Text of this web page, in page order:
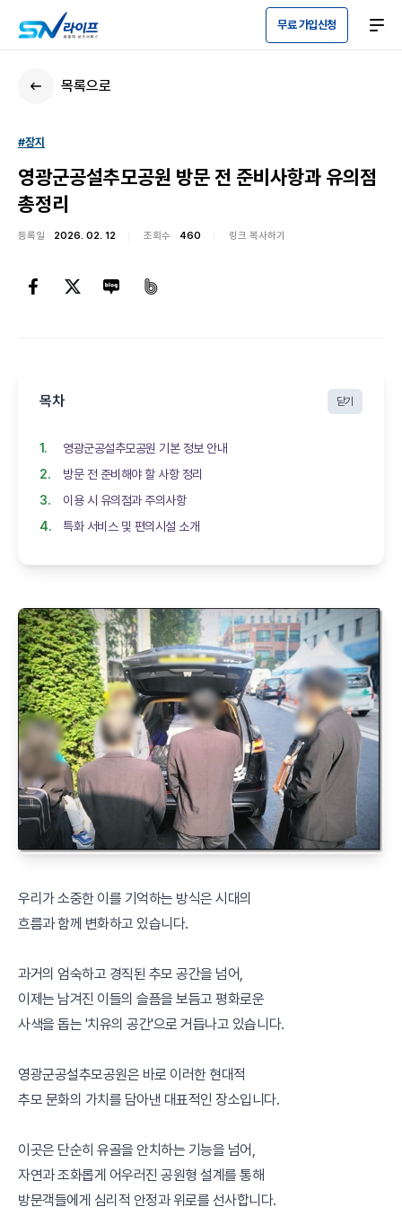
무료 가입신청
목록으로
#장지
영광군공설추모공원 방문 전 준비사항과 유의점
총정리
등록일 2026. 02. 12 조회수 460 링크 복사하기
목차 닫기
영광군공설추모공원 기본 정보 안내
방문 전 준비해야 할 사항 정리
이용 시 유의점과 주의사항
특화 서비스 및 편의시설 소개
우리가 소중한 이를 기억하는 방식은 시대의
흐름과 함께 변화하고 있습니다.
과거의 엄숙하고 경직된 추모 공간을 넘어,
이제는 남겨진 이들의 슬픔을 보듬고 평화로운
사색을 돕는 '치유의 공간'으로 거듭나고 있습니다.
영광군공설추모공원은 바로 이러한 현대적
추모 문화의 가치를 담아낸 대표적인 장소입니다.
이곳은 단순히 유골을 안치하는 기능을 넘어,
자연과 조화롭게 어우러진 공원형 설계를 통해
방문객들에게 심리적 안정과 위로를 선사합니다.